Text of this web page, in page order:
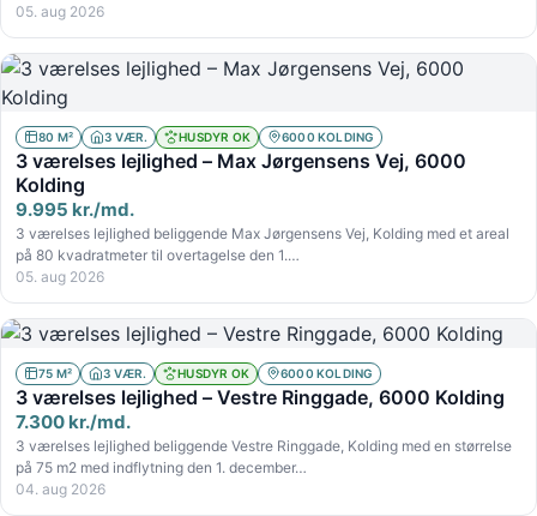
05. aug 2026
80 M² 3 VÆR. HUSDYR OK 6000 KOLDING
3 værelses lejlighed – Max Jørgensens Vej, 6000
Kolding
9.995 kr./md.
3 værelses lejlighed beliggende Max Jørgensens Vej, Kolding med et areal
på 80 kvadratmeter til overtagelse den 1.…
05. aug 2026
75 M² 3 VÆR. HUSDYR OK 6000 KOLDING
3 værelses lejlighed – Vestre Ringgade, 6000 Kolding
7.300 kr./md.
3 værelses lejlighed beliggende Vestre Ringgade, Kolding med en størrelse
på 75 m2 med indflytning den 1. december…
04. aug 2026